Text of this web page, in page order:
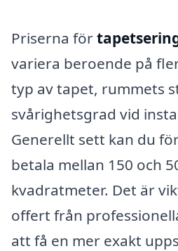
Priserna för
variera beroende på
typ av tapet, rummets
svårighetsgrad vid
Generellt sett kan du
betala mellan 150 och
kvadratmeter. Det är
offert från
att få en mer exakt